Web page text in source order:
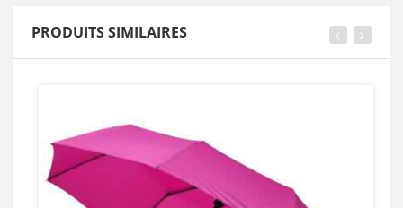
PRODUITS SIMILAIRES